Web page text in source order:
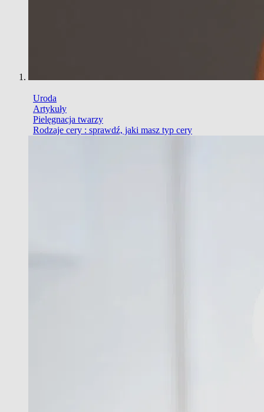
Uroda
Artykuły
Pielęgnacja twarzy
Rodzaje cery : sprawdź, jaki masz typ cery